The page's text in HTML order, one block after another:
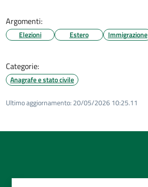
Argomenti:
Elezioni Estero Immigrazione
Categorie:
Anagrafe e stato civile
Ultimo aggiornamento: 20/05/2026 10:25.11